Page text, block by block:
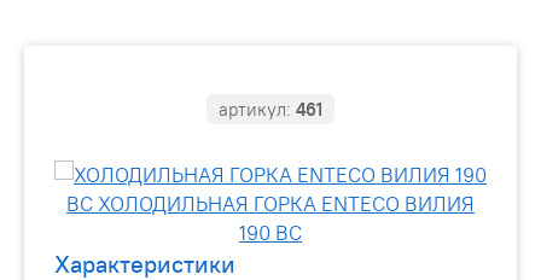
артикул: 461
Характеристики